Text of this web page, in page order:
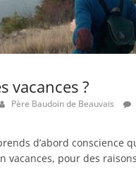
vacances ?
Père Baudoin de Beauvais
d’abord conscience
vacances, pour des